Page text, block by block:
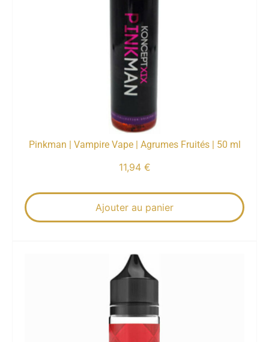
Pinkman | Vampire Vape | Agrumes Fruités | 50 ml
11,94 €
Ajouter au panier